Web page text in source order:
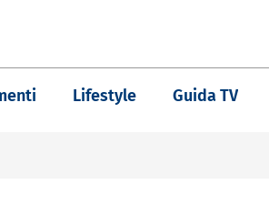
Lifestyle Guida TV